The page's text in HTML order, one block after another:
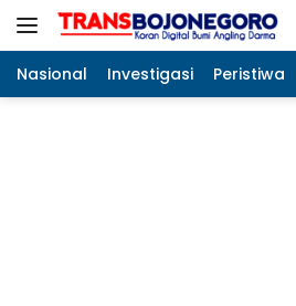
Langsung
Nasional Investigasi Peristiwa